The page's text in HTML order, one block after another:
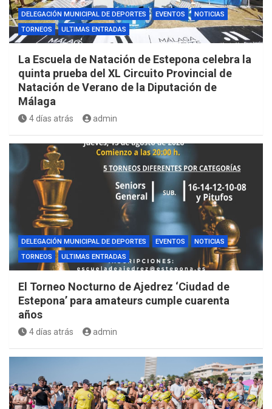
DELEGACIÓN MUNICIPAL DE DEPORTES EVENTOS
NOTICIAS
TORNEOS
ULTIMAS ENTRADAS
La Escuela de Natación de Estepona celebra la
quinta prueba del XL Circuito Provincial de
Natación de Verano de la Diputación de
Málaga
4 días atrás admin
DELEGACIÓN MUNICIPAL DE DEPORTES EVENTOS
NOTICIAS
TORNEOS
ULTIMAS ENTRADAS
El Torneo Nocturno de Ajedrez ‘Ciudad de
Estepona’ para amateurs cumple cuarenta
años
4 días atrás admin